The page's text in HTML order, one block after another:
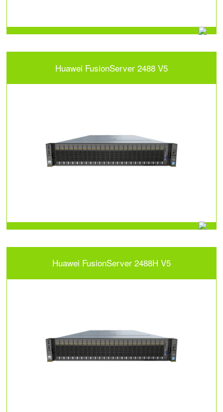
Huawei FusionServer 2488 V5
Huawei FusionServer 2488H V5